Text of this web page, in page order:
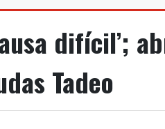
difícil’;
Tadeo